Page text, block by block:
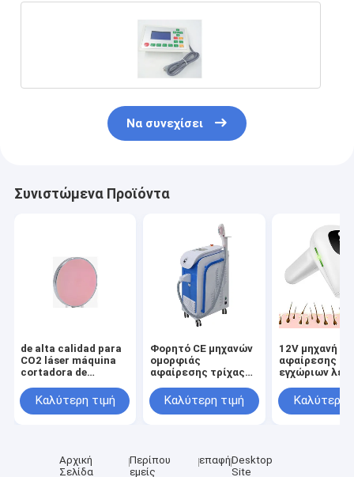
Να συνεχίσει
Συνιστώμενα Προϊόντα
de alta calidad para
CO2 láser máquina
cortadora de
Καλύτερη τιμή
Φορητό CE μηχανών
ομορφιάς
αφαίρεσης τρίχας
εγκεκριμένο
Καλύτερη τιμή
12V μηχανή
αφαίρεσης
εγχώριων
αφαίρεσης
3A
Καλύτερη
Αρχική
Σελίδα
Περίπου
εμείς
επαφήDesktop
Site